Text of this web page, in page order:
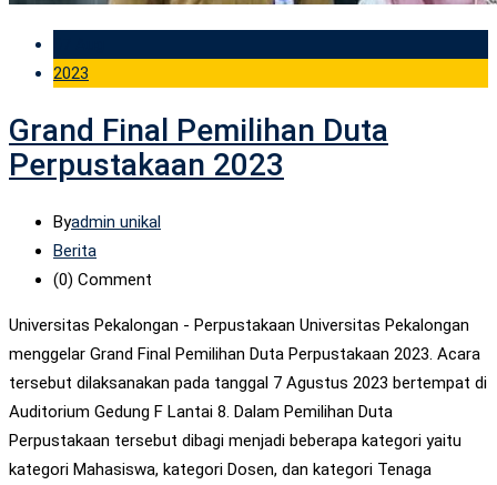
2023
Grand Final Pemilihan Duta
Perpustakaan 2023
Byadmin unikal
Berita
(0) Comment
Universitas Pekalongan - Perpustakaan Universitas Pekalongan
menggelar Grand Final Pemilihan Duta Perpustakaan 2023. Acara
tersebut dilaksanakan pada tanggal 7 Agustus 2023 bertempat di
Auditorium Gedung F Lantai 8. Dalam Pemilihan Duta
Perpustakaan tersebut dibagi menjadi beberapa kategori yaitu
kategori Mahasiswa, kategori Dosen, dan kategori Tenaga